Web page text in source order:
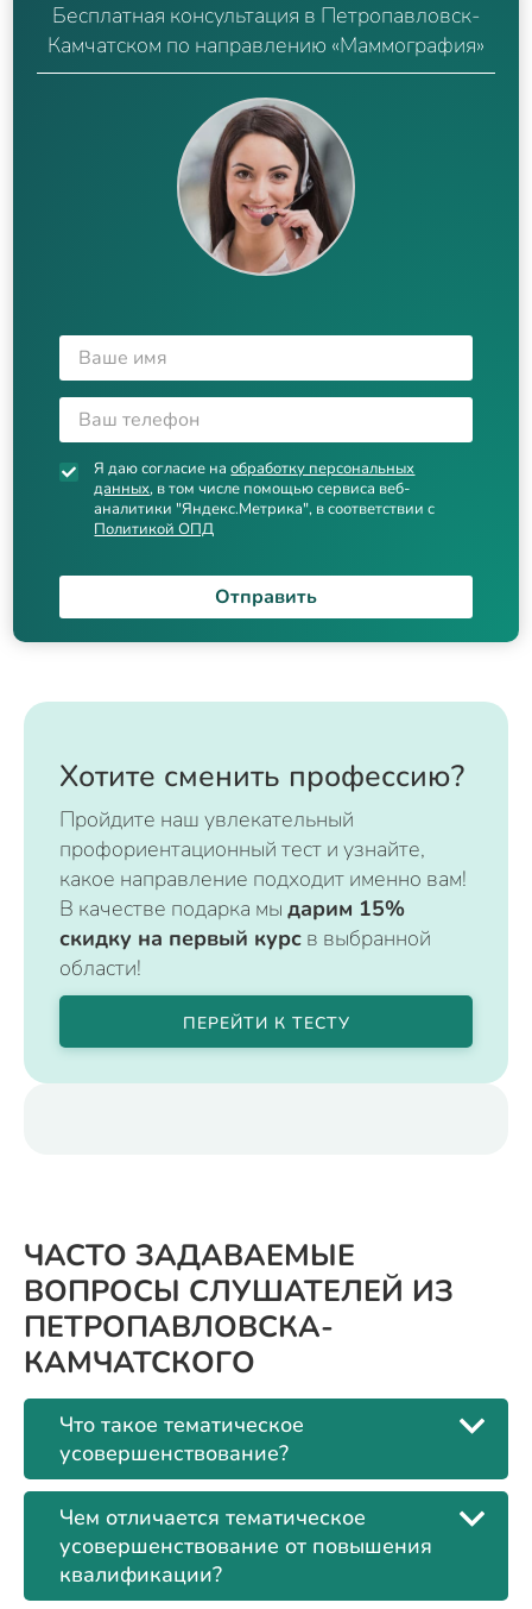
Бесплатная консультация в Петропавловск-
Камчатском по направлению «Маммография»
Я даю согласие наобработку персональных
данных, в том числе помощью сервиса веб-
аналитики "Яндекс.Метрика", в соответствии с
Политикой ОПД
Отправить
Хотите сменить профессию?
Пройдите наш увлекательный
профориентационный тест и узнайте,
какое направление подходит именно вам!
В качестве подарка мы дарим 15%
скидку на первый курс в выбранной
области!
ПЕРЕЙТИ К ТЕСТУ
ЧАСТО ЗАДАВАЕМЫЕ
ВОПРОСЫ СЛУШАТЕЛЕЙ ИЗ
ПЕТРОПАВЛОВСКА-
КАМЧАТСКОГО
Что такое тематическое
усовершенствование?
Чем отличается тематическое
усовершенствование от повышения
квалификации?